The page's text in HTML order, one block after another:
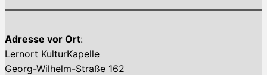
Adresse vor Ort:
Lernort KulturKapelle
Georg-Wilhelm-Straße 162